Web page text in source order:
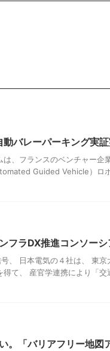
バレーパーキング実
、フランスのベンチャー企
Guided Vehicle）ロボ
フラDX推進コンソー
、 日本電気の４社は、 東
て、 産官学連携により「交
。「バリアフリー地図